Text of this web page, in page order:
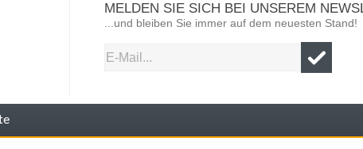
MELDEN SIE SICH BEI UNSEREM
...und bleiben Sie immer auf dem neuesten Stand!